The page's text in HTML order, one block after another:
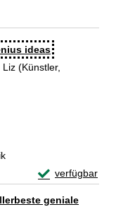
ideas
(Künstler,
verfügbar
Exemplar-
geniale